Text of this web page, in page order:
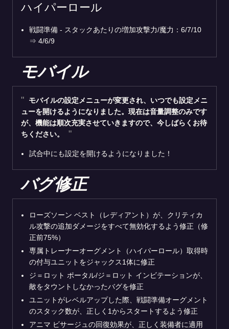
ハイパーロール
戦闘準備 - スタックあたりの増加攻撃力/魔力：6/7/10
⇒ 4/6/9
モバイル
モバイルの設定メニューが変更され、いつでも設定メニ
ューを開けるようになりました。現在は音量調整のみです
が、機能は順次充実させていきますので、今しばらくお待
ちください。
試合中にも設定を開けるようになりました！
バグ修正
ローズソーン ベスト（レディアント）が、クリティカ
ル攻撃の追加ダメージをすべて無効化するよう修正（修
正前75%）
専属トレーナーオーグメント（ハイパーロール）取得時
の付与ユニットをジャックス1体に修正
ジ＝ロット ポータル/ジ＝ロット インビテーションが、
敵をタウントしなかったバグを修正
ユニットがレベルアップした際、戦闘準備オーグメント
のスタック数が、正しく1からスタートするよう修正
アニマ ビサージュの回復効果が、正しく装備者に適用